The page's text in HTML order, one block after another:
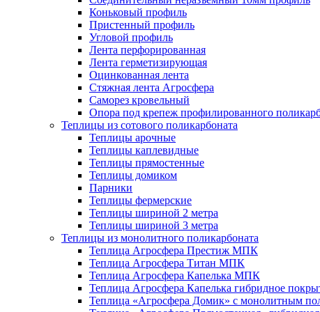
Коньковый профиль
Пристенный профиль
Угловой профиль
Лента перфорированная
Лента герметизирующая
Оцинкованная лента
Стяжная лента Агросфера
Саморез кровельный
Опора под крепеж профилированного
Теплицы из сотового поликарбоната
Теплицы арочные
Теплицы каплевидные
Теплицы прямостенные
Теплицы домиком
Парники
Теплицы фермерские
Теплицы шириной 2 метра
Теплицы шириной 3 метра
Теплицы из монолитного поликарбоната
Теплица Агросфера Престиж МПК
Теплица Агросфера Титан МПК
Теплица Агросфера Капелька МПК
Теплица Агросфера Капелька гибридное
Теплица «Агросфера Домик» с монолитным